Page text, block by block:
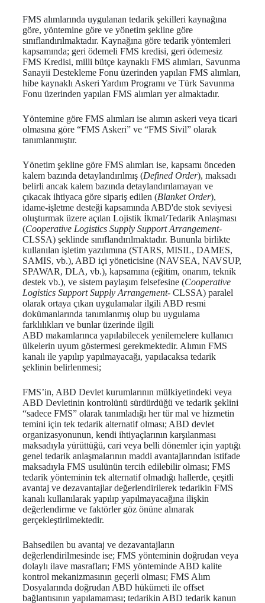
FMS alımlarında uygulanan tedarik şekilleri kaynağına
göre, yöntemine göre ve yönetim şekline göre
sınıflandırılmaktadır. Kaynağına göre tedarik yöntemleri
kapsamında; geri ödemeli FMS kredisi, geri ödemesiz
FMS Kredisi, milli bütçe kaynaklı FMS alımları, Savunma
Sanayii Destekleme Fonu üzerinden yapılan FMS alımları,
hibe kaynaklı Askeri Yardım Programı ve Türk Savunma
Fonu üzerinden yapılan FMS alımları yer almaktadır.
Yöntemine göre FMS alımları ise alımın askeri veya ticari
olmasına göre “FMS Askeri” ve “FMS Sivil” olarak
tanımlanmıştır.
Yönetim şekline göre FMS alımları ise, kapsamı önceden
kalem bazında detaylandırılmış (Defined Order), maksadı
belirli ancak kalem bazında detaylandırılamayan ve
çıkacak ihtiyaca göre sipariş edilen (Blanket Order),
idame-işletme desteği kapsamında ABD'de stok seviyesi
oluşturmak üzere açılan Lojistik İkmal/Tedarik Anlaşması
(Cooperative Logistics Supply Support Arrangement-
CLSSA) şeklinde sınıflandırılmaktadır. Bununla birlikte
kullanılan işletim yazılımına (STARS, MISIL, DAMES,
SAMIS, vb.), ABD içi yöneticisine (NAVSEA, NAVSUP,
SPAWAR, DLA, vb.), kapsamına (eğitim, onarım, teknik
destek vb.), ve sistem paylaşım felsefesine (Cooperative
Logistics Support Supply Arrangement- CLSSA) paralel
olarak ortaya çıkan uygulamalar ilgili ABD resmi
dokümanlarında tanımlanmış olup bu uygulama
farklılıkları ve bunlar üzerinde ilgili
ABD makamlarınca yapılabilecek yenilemelere kullanıcı
ülkelerin uyum göstermesi gerekmektedir. Alımın FMS
kanalı ile yapılıp yapılmayacağı, yapılacaksa tedarik
şeklinin belirlenmesi;
FMS’in, ABD Devlet kurumlarının mülkiyetindeki veya
ABD Devletinin kontrolünü sürdürdüğü ve tedarik şeklini
“sadece FMS” olarak tanımladığı her tür mal ve hizmetin
temini için tek tedarik alternatif olması; ABD devlet
organizasyonunun, kendi ihtiyaçlarının karşılanması
maksadıyla yürüttüğü, cari veya belli dönemler için yaptığı
genel tedarik anlaşmalarının maddi avantajlarından istifade
maksadıyla FMS usulünün tercih edilebilir olması; FMS
tedarik yönteminin tek alternatif olmadığı hallerde, çeşitli
avantaj ve dezavantajlar değerlendirilerek tedarikin FMS
kanalı kullanılarak yapılıp yapılmayacağına ilişkin
değerlendirme ve faktörler göz önüne alınarak
gerçekleştirilmektedir.
Bahsedilen bu avantaj ve dezavantajların
değerlendirilmesinde ise; FMS yönteminin doğrudan veya
dolaylı ilave masrafları; FMS yönteminde ABD kalite
kontrol mekanizmasının geçerli olması; FMS Alım
Dosyalarında doğrudan ABD hükümeti ile offset
bağlantısının yapılamaması; tedarikin ABD tedarik kanun